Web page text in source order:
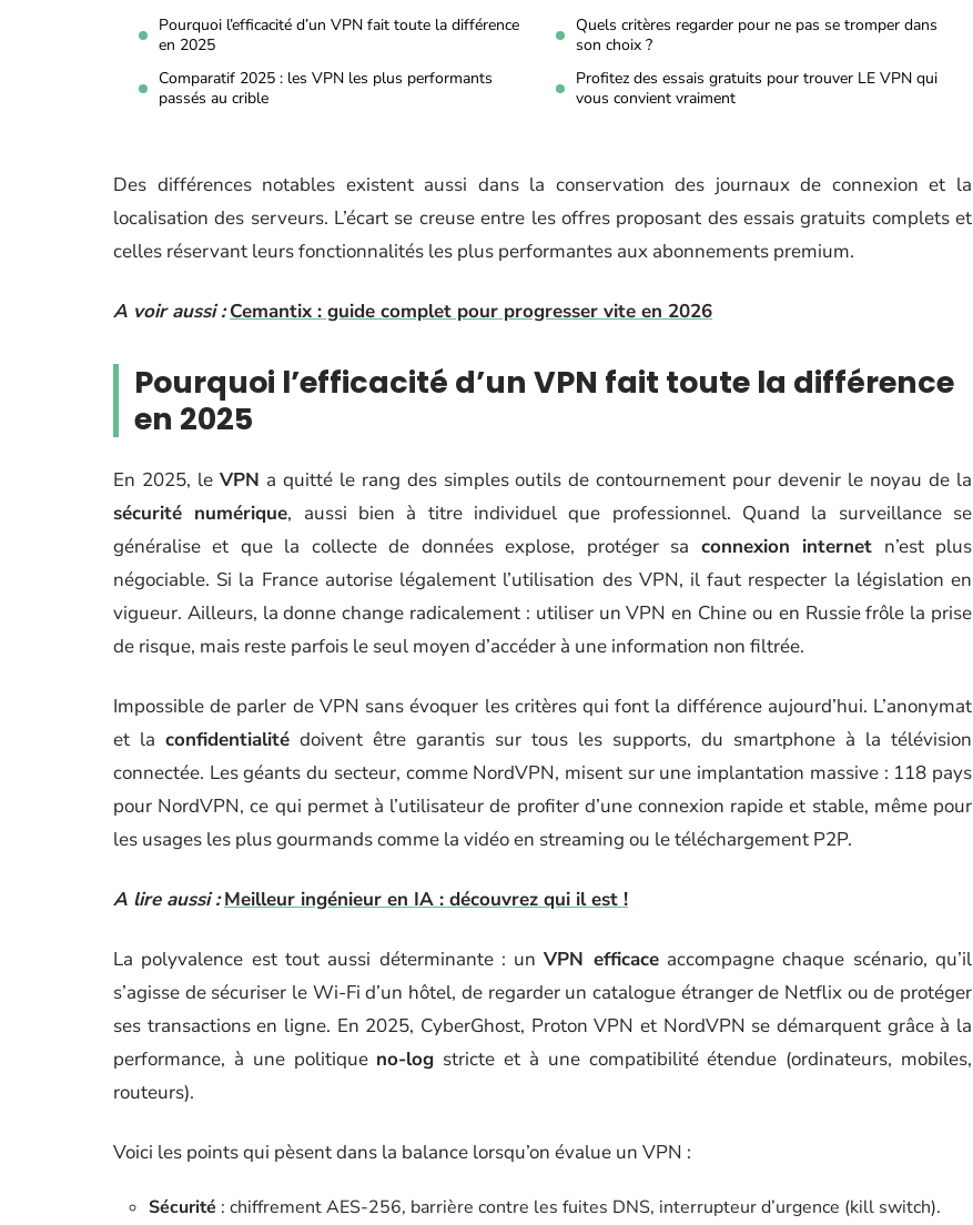
Pourquoi l’efficacité d’un VPN fait toute la différence
en 2025
Quels critères regarder pour ne pas se tromper dans
son choix ?
Comparatif 2025 : les VPN les plus performants
passés au crible
Profitez des essais gratuits pour trouver LE VPN qui
vous convient vraiment
Des différences notables existent aussi dans la conservation des journaux de connexion et la
localisation des serveurs. L’écart se creuse entre les offres proposant des essais gratuits complets et
celles réservant leurs fonctionnalités les plus performantes aux abonnements premium.
A voir aussi : Cemantix : guide complet pour progresser vite en 2026
Pourquoi l’efficacité d’un VPN fait toute la différence
en 2025
En 2025, le VPN a quitté le rang des simples outils de contournement pour devenir le noyau de la
sécurité numérique, aussi bien à titre individuel que professionnel. Quand la surveillance se
généralise et que la collecte de données explose, protéger sa connexion internet n’est plus
négociable. Si la France autorise légalement l’utilisation des VPN, il faut respecter la législation en
vigueur. Ailleurs, la donne change radicalement : utiliser un VPN en Chine ou en Russie frôle la prise
de risque, mais reste parfois le seul moyen d’accéder à une information non filtrée.
Impossible de parler de VPN sans évoquer les critères qui font la différence aujourd’hui. L’anonymat
et la confidentialité doivent être garantis sur tous les supports, du smartphone à la télévision
connectée. Les géants du secteur, comme NordVPN, misent sur une implantation massive : 118 pays
pour NordVPN, ce qui permet à l’utilisateur de profiter d’une connexion rapide et stable, même pour
les usages les plus gourmands comme la vidéo en streaming ou le téléchargement P2P.
A lire aussi : Meilleur ingénieur en IA : découvrez qui il est !
La polyvalence est tout aussi déterminante : unVPN efficaceaccompagne chaque scénario, qu’il
s’agisse de sécuriser le Wi-Fi d’un hôtel, de regarder un catalogue étranger de Netflix ou de protéger
ses transactions en ligne. En 2025, CyberGhost, Proton VPN et NordVPN se démarquent grâce à la
performance, à une politique no-log stricte et à une compatibilité étendue (ordinateurs, mobiles,
routeurs).
Voici les points qui pèsent dans la balance lorsqu’on évalue un VPN :
Sécurité : chiffrement AES-256, barrière contre les fuites DNS, interrupteur d’urgence (kill switch).